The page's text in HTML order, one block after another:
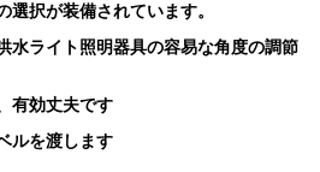
選択が装備されています。
水ライト照明器具の容易な角度の調節
有効丈夫です
ルを渡します